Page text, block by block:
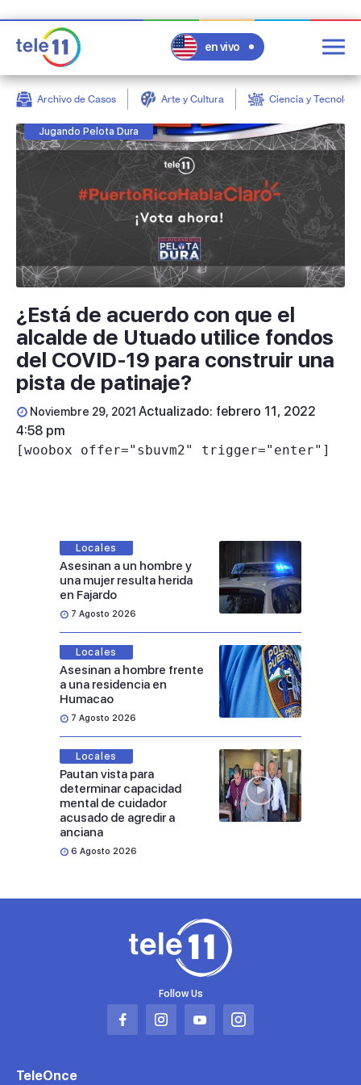
en vivo
Archivo de Casos Arte y Cultura Ciencia y
Jugando Pelota Dura
¿Está de acuerdo con que el
alcalde de Utuado utilice fondos
del COVID-19 para construir una
pista de patinaje?
Noviembre 29, 2021 Actualizado: febrero 11, 2022
4:58 pm
[woobox offer="sbuvm2" trigger="enter"]
Locales
Asesinan a un hombre y
una mujer resulta herida
en Fajardo
7 Agosto 2026
Locales
Asesinan a hombre frente
a una residencia en
Humacao
7 Agosto 2026
Locales
Pautan vista para
determinar capacidad
mental de cuidador
acusado de agredir a
anciana
6 Agosto 2026
Follow Us
Abrir
Abrir
Abrir
Abrir
TeleOnce
post